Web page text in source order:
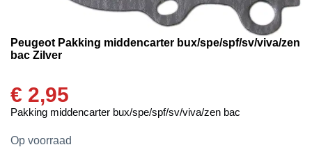
Peugeot Pakking middencarter bux/spe/spf/sv/viva/zen
bac Zilver
€ 2,95
Pakking middencarter bux/spe/spf/sv/viva/zen bac
Op voorraad